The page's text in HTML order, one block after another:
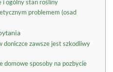
i ogólny stan rośliny
problemem (osad
doniczce zawsze jest szkodliwy
domowe sposoby na pozbycie